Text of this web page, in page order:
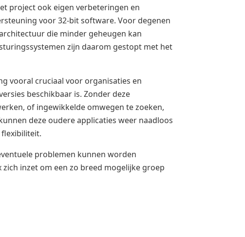
project ook eigen verbeteringen en
voor 32-bit software. Voor degenen
die minder geheugen kan
zijn daarom gestopt met het
vooral cruciaal voor organisaties en
beschikbaar is. Zonder deze
of ingewikkelde omwegen te zoeken,
deze oudere applicaties weer naadloos
problemen kunnen worden
inzet om een zo breed mogelijke groep